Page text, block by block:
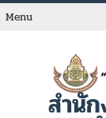
Skip
toMenu
สำนั